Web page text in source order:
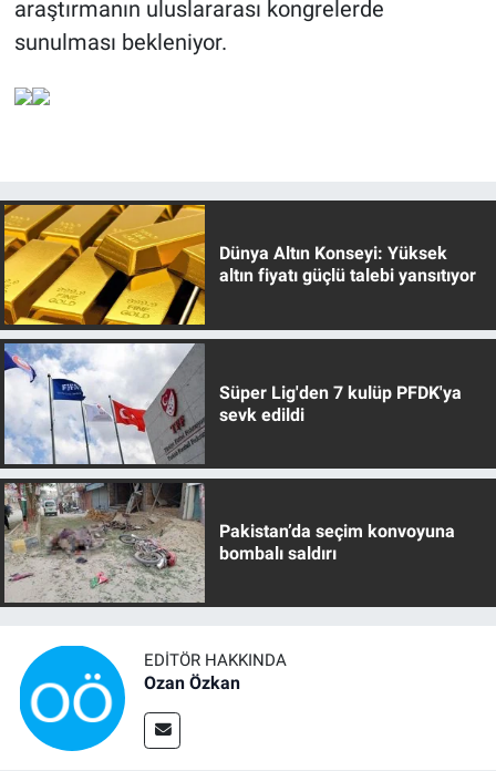
araştırmanın uluslararası kongrelerde
sunulması bekleniyor.
Dünya Altın Konseyi: Yüksek
altın fiyatı güçlü talebi yansıtıyor
Süper Lig'den 7 kulüp PFDK'ya
sevk edildi
Pakistan’da seçim konvoyuna
bombalı saldırı
EDITÖR HAKKINDA
Ozan Özkan